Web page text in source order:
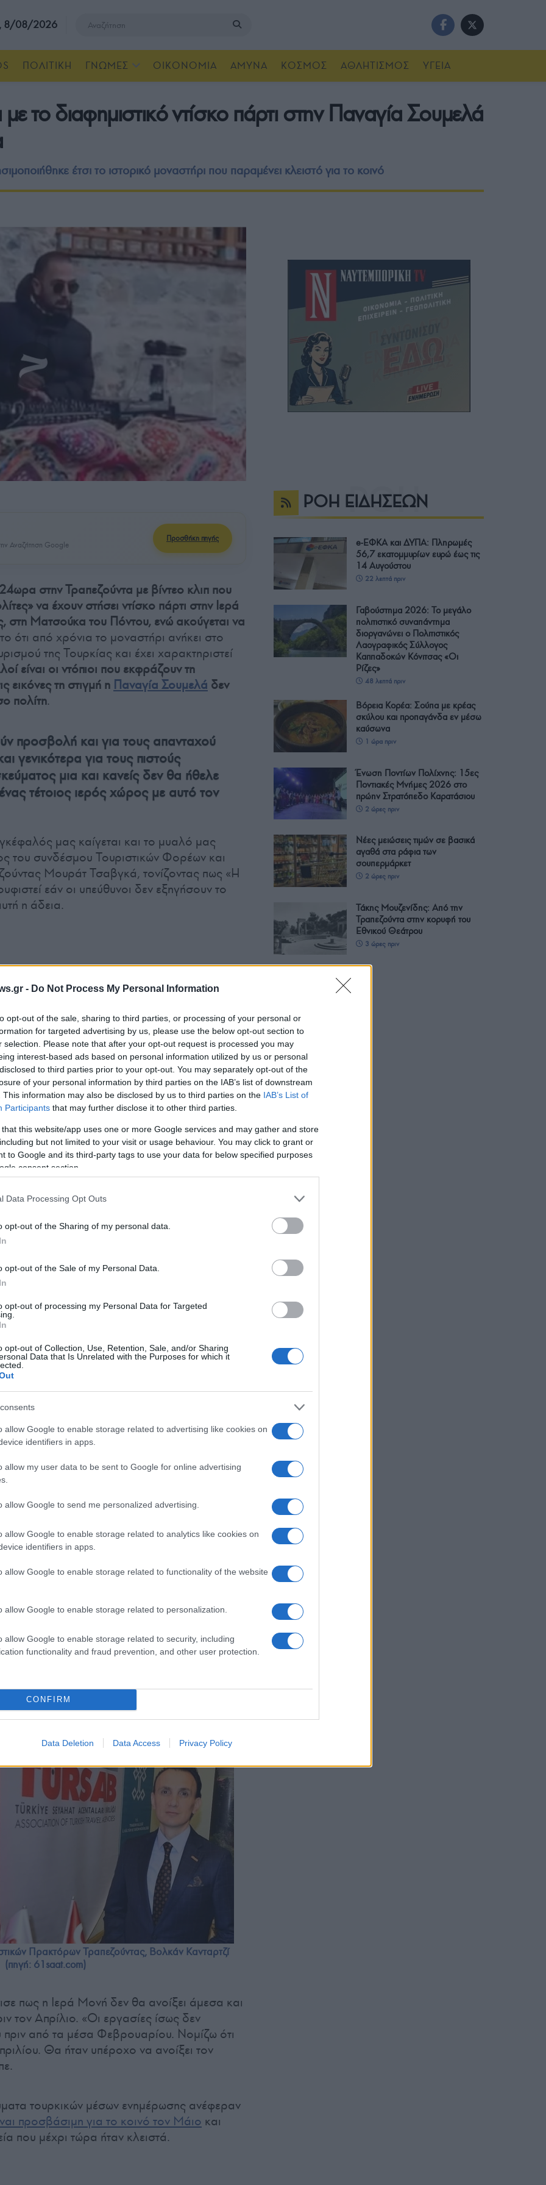
- Do Not Process My Personal Information
opt-out of the sale, sharing to third parties, or processing of your personal or
for targeted advertising by us, please use the below opt-out section to
selection. Please note that after your opt-out request is processed you may
interest-based ads based on personal information utilized by us or personal
to third parties prior to your opt-out. You may separately opt-out of the
of your personal information by third parties on the IAB’s list of downstream
This information may also be disclosed by us to third parties on the IAB’s List of
Participants that may further disclose it to other third parties.
that this website/app uses one or more Google services and may gather and store
but not limited to your visit or usage behaviour. You may click to grant or
to Google and its third-party tags to use your data for below specified purposes
consent section.
Data Processing Opt Outs
opt-out of the Sharing of my personal data.
opt-out of the Sale of my Personal Data.
opt-out of processing my Personal Data for Targeted
opt-out of Collection, Use, Retention, Sale, and/or Sharing
Data that Is Unrelated with the Purposes for which it
allow Google to enable storage related to advertising like cookies on
identifiers in apps.
allow my user data to be sent to Google for online advertising
allow Google to send me personalized advertising.
allow Google to enable storage related to analytics like cookies on
identifiers in apps.
allow Google to enable storage related to functionality of the website
allow Google to enable storage related to personalization.
allow Google to enable storage related to security, including
functionality and fraud prevention, and other user protection.
CONFIRM
Data Deletion Data Access Privacy Policy
8/08/2026
ΠΟΛΙΤΙΚΗ ΓΝΩΜΕΣ ΟΙΚΟΝΟΜΙΑ ΑΜΥΝΑ ΚΟΣΜΟΣ ΑΘΛΗΤΙΣΜΟΣ ΥΓΕΙΑ
το διαφημιστικό ντίσκο πάρτι στην Παναγία Σουμελά
έτσι το ιστορικό μοναστήρι που παραμένει κλειστό για το κοινό
Αναζήτηση Google
Προσθήκη πηγής
24ωρα στην Τραπεζούντα με βίντεο κλιπ που
να έχουν στήσει ντίσκο πάρτι στην Ιερά
στη Ματσούκα του Πόντου, ενώ ακούγεται να
ότι από χρόνια το μοναστήρι ανήκει στο
της Τουρκίας και έχει χαρακτηριστεί
είναι οι ντόπιοι που εκφράζουν τη
εικόνες τη στιγμή η Παναγία Σουμελά δεν
πολίτη.
προσβολή και για τους απανταχού
γενικότερα για τους πιστούς
μια και κανείς δεν θα ήθελε
τέτοιος ιερός χώρος με αυτό τον
μας καίγεται και το μυαλό μας
του συνδέσμου Τουριστικών Φορέων και
Μουράτ Τσαβγκά, τονίζοντας πως «Η
εάν οι υπεύθυνοι δεν εξηγήσουν το
η άδεια.
πώς θα αντιδρούσαν οι
τέτοια εκδήλωση γινόταν σε τζαμί
για το σημαντικότερο πολιτιστικό
Σουμελά, που είναι υποψήφια για την
δημόσια συνείδηση των υπευθύνων αυτής
τις απόψεις πολλών ντόπιων η ζωή των
χρόνια, από το επαναλαμβανόμενο
εργασίες.
της επαρχιακής διοίκησης
από τον πρόεδρο της Ένωσης
(TÜRSAB) Βολκάν Κανταρτζί, ο
τα πνεύματα. Όπως δήλωσε στα τουρκικά
την πραγματοποίηση τέτοιου
Σουμελά και η συγκεκριμένη έγινε με
θα προβάλει τις φυσικές
και θα είναι επιτυχημένο», τόνισε
για το εάν ήταν ασφαλές αυτό που
που συμμετείχαν στα γυρίσματα όσο και
την συχνή πτώση βράχων, ο Κανταρτζί
πως τα ντεσιμπέλ δεν ήταν αρκετά για να
Πρακτόρων Τραπεζούντας, Βολκάν Κανταρτζί
(πηγή: 61saat.com)
πως η Ιερά Μονή δεν θα ανοίξει άμεσα και
τον Απρίλιο. «Οι εργασίες ίσως δεν
από τα μέσα Φεβρουαρίου. Νομίζω ότι
Θα ήταν υπέροχο να ανοίξει τον
τουρκικών μέσων ενημέρωσης ανέφεραν
προσβάσιμη για το κοινό τον Μάιο και
που μέχρι τώρα ήταν κλειστά.
ΡΟΗ ΕΙΔΗΣΕΩΝ
e-ΕΦΚΑ και ΔΥΠΑ: Πληρωμές
56,7 εκατομμυρίων ευρώ έως τις
14 Αυγούστου
22 λεπτά πριν
Γαβούστημα 2026: Το μεγάλο
πολιτιστικό συναπάντημα
διοργανώνει ο Πολιτιστικός
Λαογραφικός Σύλλογος
Καππαδοκών Κόνιτσας «Οι
Ρίζες»
48 λεπτά πριν
Βόρεια Κορέα: Σούπα με κρέας
σκύλου και προπαγάνδα εν μέσω
καύσωνα
1 ώρα πριν
Ένωση Ποντίων Πολίχνης: 15ες
Ποντιακές Μνήμες 2026 στο
πρώην Στρατόπεδο Καρατάσιου
2 ώρες πριν
Νέες μειώσεις τιμών σε βασικά
αγαθά στα ράφια των
σουπερμάρκετ
2 ώρες πριν
Τάκης Μουζενίδης: Από την
Τραπεζούντα στην κορυφή του
Εθνικού Θεάτρου
3 ώρες πριν